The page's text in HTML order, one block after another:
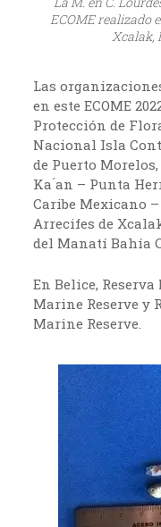
ECOME realizado
Xcalak,
Las
en este ECOME
Protección de
Nacional Isla
de Puerto
Ka ́an – Punta
Caribe Mexicano
Arrecifes de
del Manatí Bahía
En Belice,
Marine Reserve y
Marine Reserve.